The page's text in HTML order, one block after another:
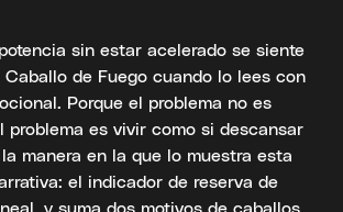
sin estar acelerado se siente
de Fuego cuando lo lees con
Porque el problema no es
problema es vivir como si descansar
manera en la que lo muestra esta
el indicador de reserva de
y suma dos motivos de caballos